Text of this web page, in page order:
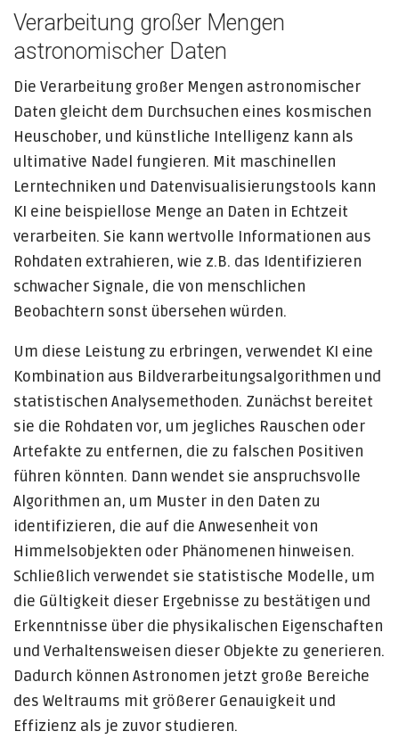
Verarbeitung großer Mengen
astronomischer Daten
Die Verarbeitung großer Mengen astronomischer
Daten gleicht dem Durchsuchen eines kosmischen
Heuschober, und künstliche Intelligenz kann als
ultimative Nadel fungieren. Mit maschinellen
Lerntechniken und Datenvisualisierungstools kann
KI eine beispiellose Menge an Daten in Echtzeit
verarbeiten. Sie kann wertvolle Informationen aus
Rohdaten extrahieren, wie z.B. das Identifizieren
schwacher Signale, die von menschlichen
Beobachtern sonst übersehen würden.
Um diese Leistung zu erbringen, verwendet KI eine
Kombination aus Bildverarbeitungsalgorithmen und
statistischen Analysemethoden. Zunächst bereitet
sie die Rohdaten vor, um jegliches Rauschen oder
Artefakte zu entfernen, die zu falschen Positiven
führen könnten. Dann wendet sie anspruchsvolle
Algorithmen an, um Muster in den Daten zu
identifizieren, die auf die Anwesenheit von
Himmelsobjekten oder Phänomenen hinweisen.
Schließlich verwendet sie statistische Modelle, um
die Gültigkeit dieser Ergebnisse zu bestätigen und
Erkenntnisse über die physikalischen Eigenschaften
und Verhaltensweisen dieser Objekte zu generieren.
Dadurch können Astronomen jetzt große Bereiche
des Weltraums mit größerer Genauigkeit und
Effizienz als je zuvor studieren.